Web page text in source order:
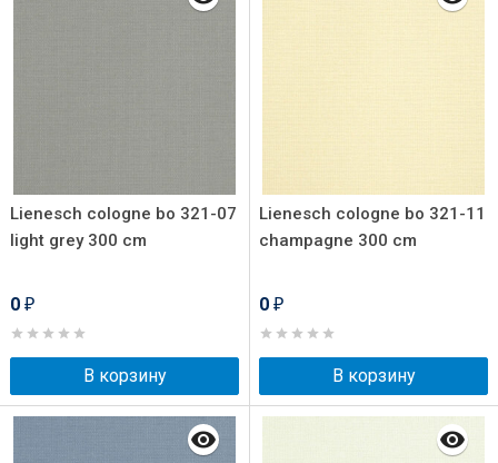
Lienesch cologne bo 321-07
light grey 300 cm
0 ₽
В корзину
Lienesch cologne bo 321-11
champagne 300 cm
0 ₽
В корзину